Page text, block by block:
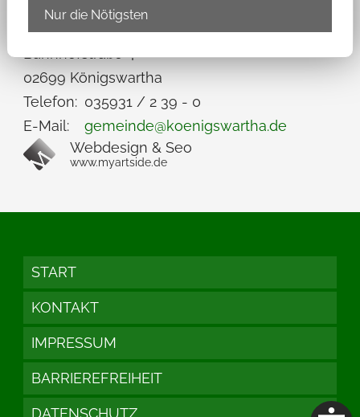
Gemeindeverwaltung Königswartha
Bahnhofstraße 4
02699 Königswartha
Telefon: 035931 / 2 39 - 0
E-Mail:
gemeinde@koenigswartha.de
Webdesign & Seo
www.myartside.de
START
KONTAKT
IMPRESSUM
BARRIEREFREIHEIT
DATENSCHUTZ
Nur die Nötigsten